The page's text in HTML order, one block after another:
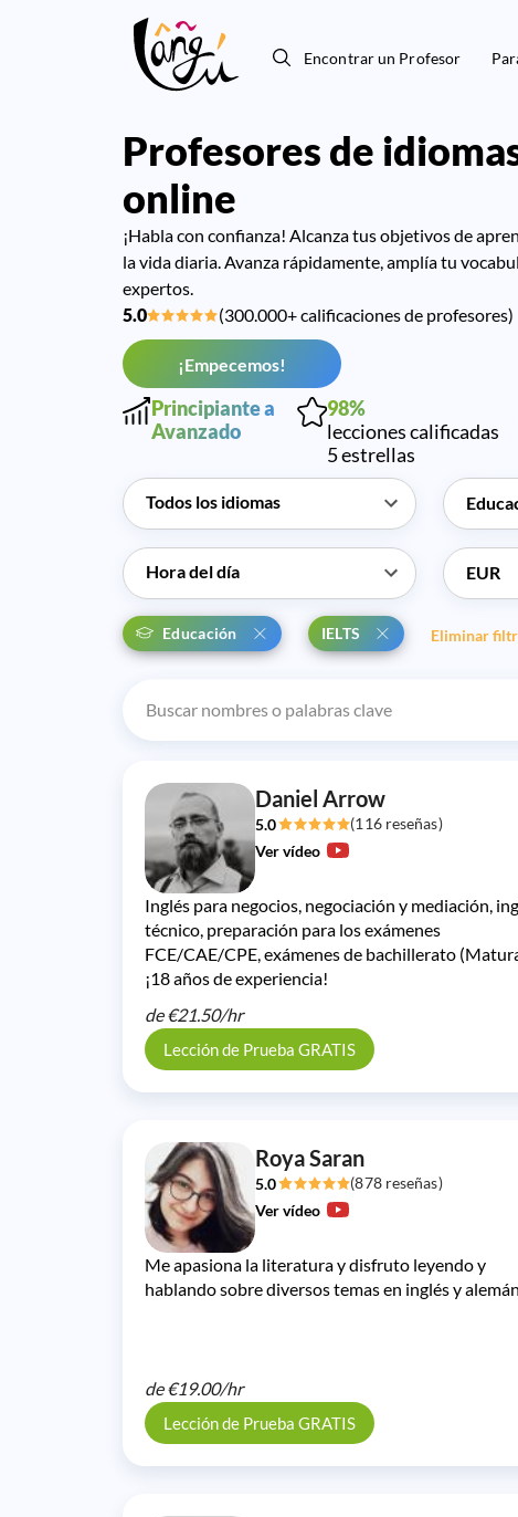
Encontrar un Profesor
Profesores de
online
¡Habla con confianza! Alcanza tus objetivos de
la vida diaria. Avanza rápidamente, amplía tu
expertos.
5.0
(300.000+ calificaciones de profesores)
¡Empecemos!
Principiante a
Avanzado
98%
lecciones calificadas
5 estrellas
EUR
Educación IELTS Eliminar
Daniel Arrow
5.0
(116 reseñas)
Ver vídeo
Inglés para negocios, negociación y mediación,
técnico, preparación para los exámenes
FCE/CAE/CPE, exámenes de bachillerato
¡18 años de experiencia!
de€21.50/hr
Lección de Prueba GRATIS
Roya Saran
5.0
(878 reseñas)
Ver vídeo
Me apasiona la literatura y disfruto leyendo y
hablando sobre diversos temas en inglés y
de€19.00/hr
Lección de Prueba GRATIS